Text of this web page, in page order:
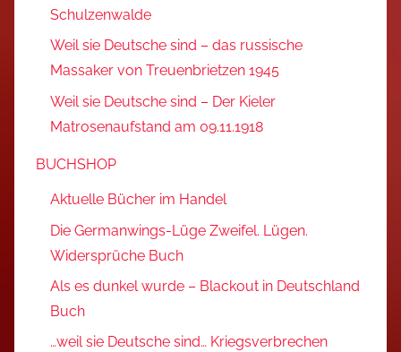
Schulzenwalde
Weil sie Deutsche sind – das russische
Massaker von Treuenbrietzen 1945
Weil sie Deutsche sind – Der Kieler
Matrosenaufstand am 09.11.1918
BUCHSHOP
Aktuelle Bücher im Handel
Die Germanwings-Lüge Zweifel. Lügen.
Widersprüche Buch
Als es dunkel wurde – Blackout in Deutschland
Buch
…weil sie Deutsche sind… Kriegsverbrechen